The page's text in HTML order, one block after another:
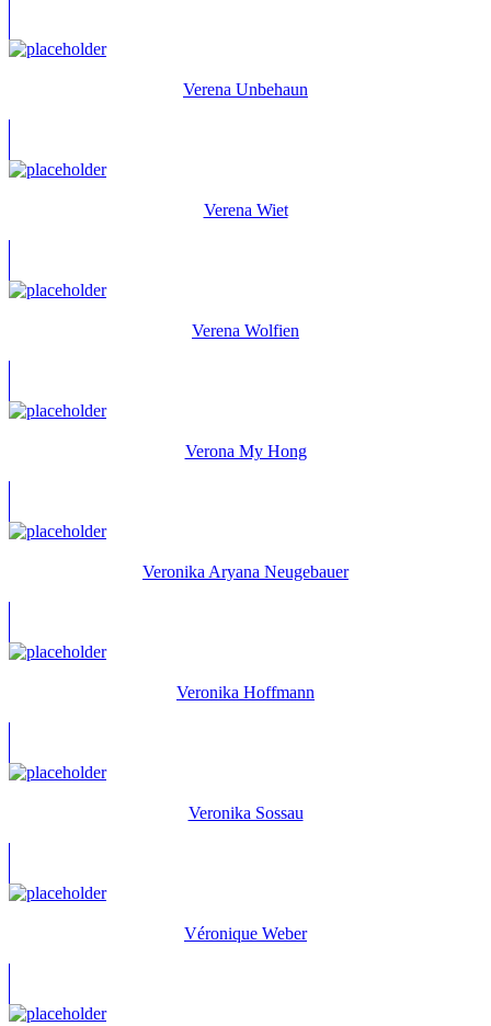
Verena Unbehaun
Verena Wiet
Verena Wolfien
Verona My Hong
Veronika Aryana Neugebauer
Veronika Hoffmann
Veronika Sossau
Véronique Weber